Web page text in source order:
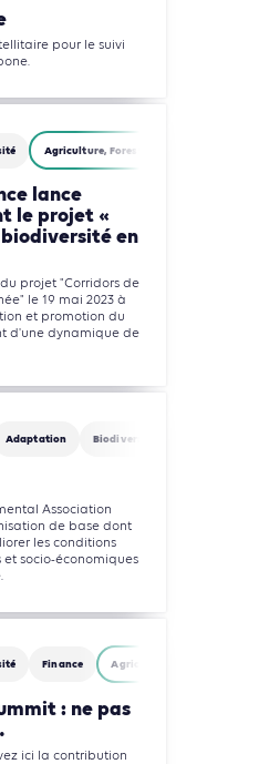
pour le suivi
Agriculture, Foresterie et Usages des sols
lance
le projet «
en
projet "Corridors de
le 19 mai 2023 à
et promotion du
d'une dynamique de
Adaptation Biodiversité
Association
de base dont
les conditions
socio-économiques
Finance Agriculture, Foresterie et
: ne pas
ici la contribution